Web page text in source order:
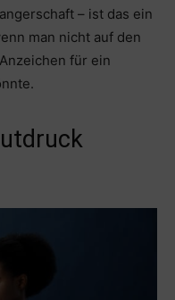
– ist das ein
man nicht auf den
für ein